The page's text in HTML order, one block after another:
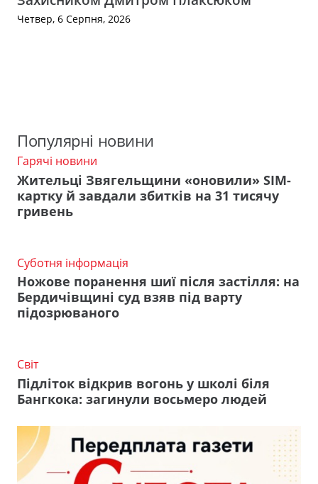
Четвер, 6 Серпня, 2026
Популярні новини
Гарячі новини
Жительці Звягельщини «оновили» SIM-
картку й завдали збитків на 31 тисячу
гривень
Суботня інформація
Ножове поранення шиї після застілля: на
Бердичівщині суд взяв під варту
підозрюваного
Світ
Підліток відкрив вогонь у школі біля
Бангкока: загинули восьмеро людей